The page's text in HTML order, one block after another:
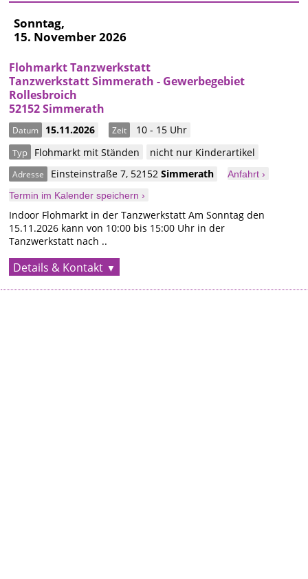
Sonntag,
15. November 2026
Flohmarkt Tanzwerkstatt
Tanzwerkstatt Simmerath - Gewerbegebiet
Rollesbroich
52152 Simmerath
Datum 15.11.2026 Zeit 10 - 15 Uhr
Typ Flohmarkt mit Ständen nicht nur Kinderartikel
Adresse Einsteinstraße 7, 52152Simmerath
Anfahrt ›
Termin im Kalender speichern ›
Indoor Flohmarkt in der Tanzwerkstatt Am Sonntag den
15.11.2026 kann von 10:00 bis 15:00 Uhr in der
Tanzwerkstatt nach ..
Details & Kontakt